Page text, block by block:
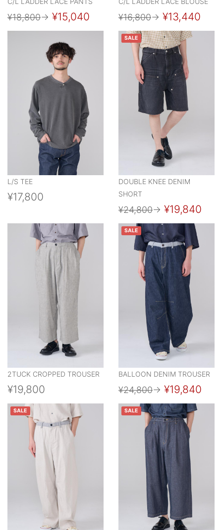
¥18,800→ ¥15,040 ¥16,800→ ¥13,440
L/S TEE
¥17,800
SALE
DOUBLE KNEE DENIM
SHORT
¥24,800→ ¥19,840
2TUCK CROPPED TROUSER
¥19,800
SALE
BALLOON DENIM TROUSER
¥24,800→ ¥19,840
SALE SALE